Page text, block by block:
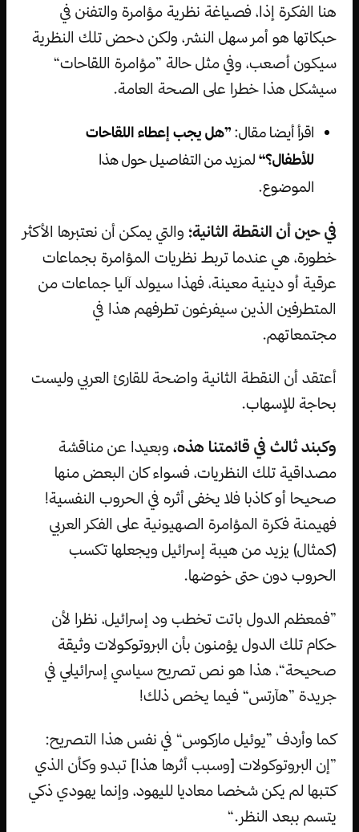
هنا الفكرة إذا، فصياغة نظرية مؤامرة والتفنن في
حبكاتها هو أمر سهل النشر، ولكن دحض تلك النظرية
سيكون أصعب، وفي مثل حالة ”مؤامرة اللقاحات“
سيشكل هذا خطرا على الصحة العامة.
اقرأ أيضا مقال: ”هل يجب إعطاء اللقاحات
للأطفال؟“ لمزيد من التفاصيل حول هذا
الموضوع.
في حين أن النقطة الثانية؛ والتي يمكن أن نعتبرها الأكثر
خطورة، هي عندما تربط نظريات المؤامرة بجماعات
عرقية أو دينية معينة، فهذا سيولد آليا جماعات من
المتطرفين الذين سيفرغون تطرفهم هذا في
مجتمعاتهم.
أعتقد أن النقطة الثانية واضحة للقارئ العربي وليست
بحاجة للإسهاب.
وكبند ثالث في قائمتنا هذه، وبعيدا عن مناقشة
مصداقية تلك النظريات، فسواء كان البعض منها
صحيحا أو كاذبا فلا يخفى أثره في الحروب النفسية!
فهيمنة فكرة المؤامرة الصهيونية على الفكر العربي
(كمثال) يزيد من هيبة إسرائيل ويجعلها تكسب
الحروب دون حتى خوضها.
”فمعظم الدول باتت تخطب ود إسرائيل، نظرا لأن
حكام تلك الدول يؤمنون بأن البروتوكولات وثيقة
صحيحة“، هذا هو نص تصريح سياسي إسرائيلي في
جريدة ”هآرتس“ فيما يخص ذلك!
كما وأردف ”يوئيل ماركوس“ في نفس هذا التصريح:
”إن البروتوكولات [وسبب أثرها هذا] تبدو وكأن الذي
كتبها لم يكن شخصا معاديا لليهود، وإنما يهودي ذكي
يتسم ببعد النظر.“